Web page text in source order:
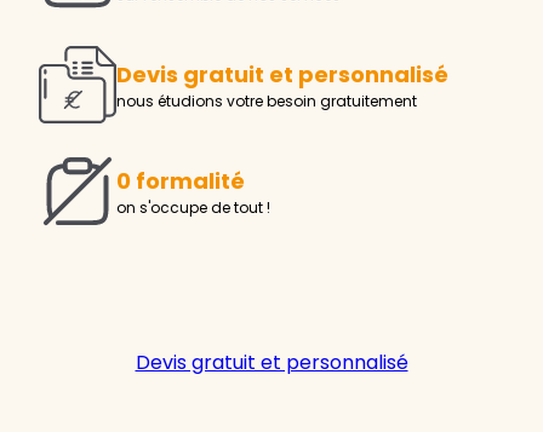
Devis gratuit et personnalisé
nous étudions votre besoin gratuitement
0 formalité
on s'occupe de tout !
Devis gratuit et personnalisé